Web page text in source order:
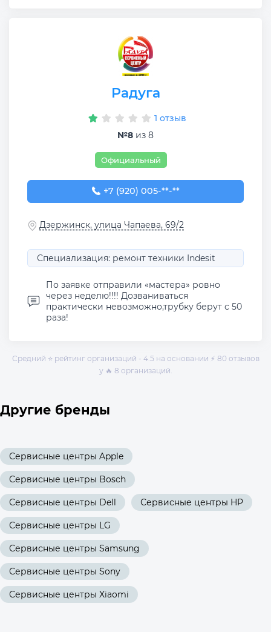
Радуга
1 отзыв
№8 из 8
Официальный
+7 (920) 005-94-00
+7 (920) 005-**-**
Дзержинск, улица Чапаева, 69/2
Специализация: ремонт техники Indesit
По заявке отправили «мастера» ровно
через неделю!!!! Дозваниваться
практически невозможно,трубку берут с 50
раза!
Средний ⭐ рейтинг организаций - 4.5 на основании ⚡ 80 отзывов
у 🔥 8 организаций.
Другие бренды
Сервисные центры Apple
Сервисные центры Bosch
Сервисные центры Dell Сервисные центры HP
Сервисные центры LG
Сервисные центры Samsung
Сервисные центры Sony
Сервисные центры Xiaomi